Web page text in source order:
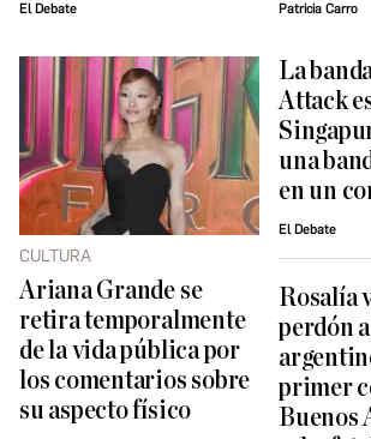
El Debate Patricia Carro
CULTURA
Ariana Grande se
retira temporalmente
de la vida pública por
los comentarios sobre
su aspecto físico
La
Attack
una
en un
El Debate
Rosalía
perdón
primer
Buenos